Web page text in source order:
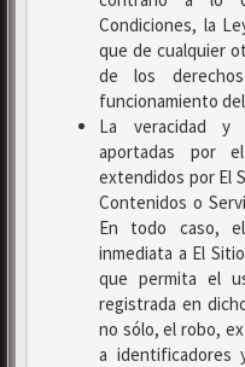
Condiciones, la
que de cualquier
de los
funcionamiento
La veracidad y
aportadas por
extendidos por El
Contenidos o
En todo caso,
inmediata a El
que permita el
registrada en
no sólo, el robo,
a identificadores